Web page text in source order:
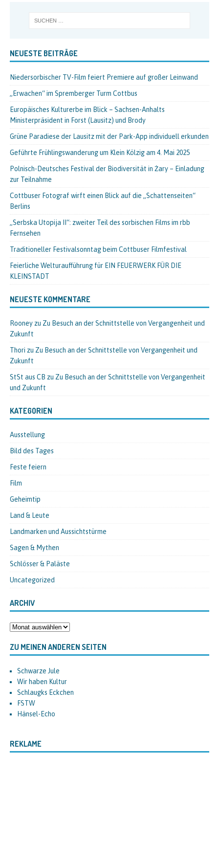
NEUESTE BEITRÄGE
Niedersorbischer TV-Film feiert Premiere auf großer Leinwand
„Erwachen“ im Spremberger Turm Cottbus
Europäisches Kulturerbe im Blick – Sachsen-Anhalts
Ministerpräsident in Forst (Lausitz) und Brody
Grüne Paradiese der Lausitz mit der Park-App individuell erkunden
Geführte Frühlingswanderung um Klein Kölzig am 4. Mai 2025
Polnisch-Deutsches Festival der Biodiversität in Żary – Einladung
zur Teilnahme
Cottbuser Fotograf wirft einen Blick auf die „Schattenseiten“
Berlins
„Serbska Utopija II“: zweiter Teil des sorbischen Films im rbb
Fernsehen
Traditioneller Festivalsonntag beim Cottbuser Filmfestival
Feierliche Welturaufführung für EIN FEUERWERK FÜR DIE
KLEINSTADT
NEUESTE KOMMENTARE
Rooney zu Zu Besuch an der Schnittstelle von Vergangenheit und
Zukunft
Thori zu Zu Besuch an der Schnittstelle von Vergangenheit und
Zukunft
StSt aus CB zu Zu Besuch an der Schnittstelle von Vergangenheit
und Zukunft
KATEGORIEN
Ausstellung
Bild des Tages
Feste feiern
Film
Geheimtip
Land & Leute
Landmarken und Aussichtstürme
Sagen & Mythen
Schlösser & Paläste
Uncategorized
ARCHIV
ZU MEINEN ANDEREN SEITEN
Schwarze Jule
Wir haben Kultur
Schlaugks Eckchen
FSTW
Hänsel-Echo
REKLAME